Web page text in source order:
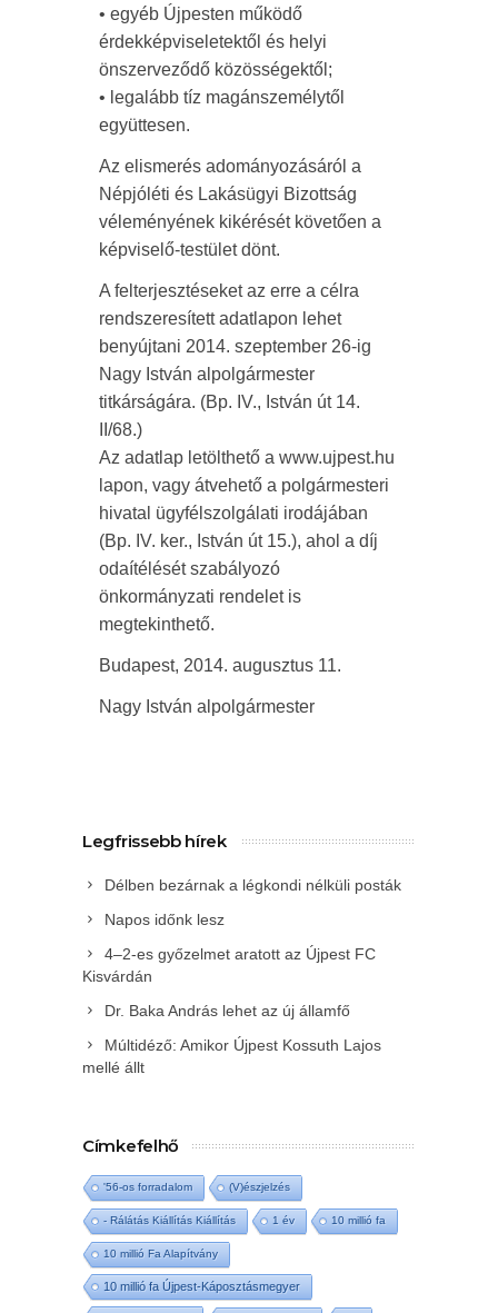
• egyéb Újpesten működő
érdekképviseletektől és helyi
önszerveződő közösségektől;
• legalább tíz magánszemélytől
együttesen.
Az elismerés adományozásáról a
Népjóléti és Lakásügyi Bizottság
véleményének kikérését követően a
képviselő-testület dönt.
A felterjesztéseket az erre a célra
rendszeresített adatlapon lehet
benyújtani 2014. szeptember 26-ig
Nagy István alpolgármester
titkárságára. (Bp. IV., István út 14.
II/68.)
Az adatlap letölthető a www.ujpest.hu
lapon, vagy átvehető a polgármesteri
hivatal ügyfélszolgálati irodájában
(Bp. IV. ker., István út 15.), ahol a díj
odaítélését szabályozó
önkormányzati rendelet is
megtekinthető.
Budapest, 2014. augusztus 11.
Nagy István alpolgármester
Legfrissebb hírek
Délben bezárnak a légkondi nélküli posták
Napos időnk lesz
4–2-es győzelmet aratott az Újpest FC
Kisvárdán
Dr. Baka András lehet az új államfő
Múltidéző: Amikor Újpest Kossuth Lajos
mellé állt
Címkefelhő
'56-os forradalom (V)észjelzés
- Rálátás Kiállítás Kiállítás 1 év 10 millió fa
10 millió Fa Alapítvány
10 millió fa Újpest-Káposztásmegyer